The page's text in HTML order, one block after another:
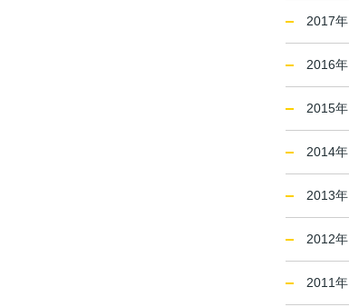
2017年
2016年
2015年
2014年
2013年
2012年
2011年